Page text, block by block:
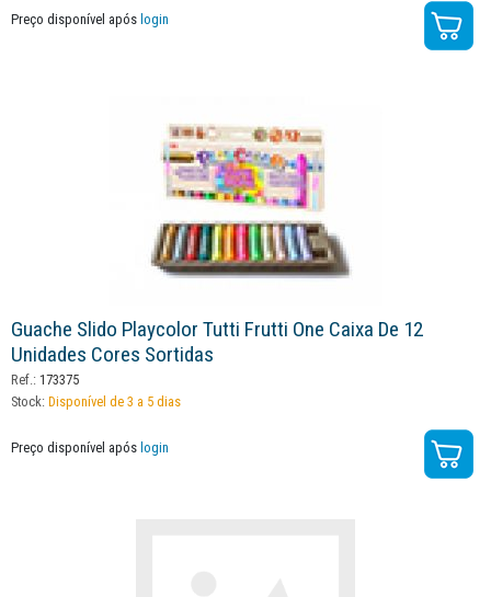
Preço disponível após login
Guache Slido Playcolor Tutti Frutti One Caixa De 12
Unidades Cores Sortidas
Ref.: 173375
Stock: Disponível de 3 a 5 dias
Preço disponível após login